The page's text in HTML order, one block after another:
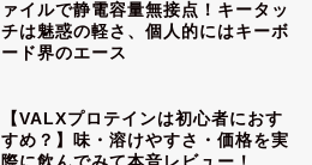
ァイルで静電容量無接点！キータッ
チは魅惑の軽さ、個人的にはキーボ
ード界のエース
【VALXプロテインは初心者におす
すめ？】味・溶けやすさ・価格を実